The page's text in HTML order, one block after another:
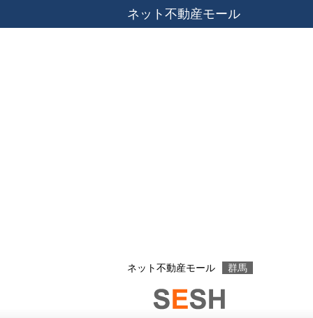
ネット不動産モール
ネット不動産モール 群馬